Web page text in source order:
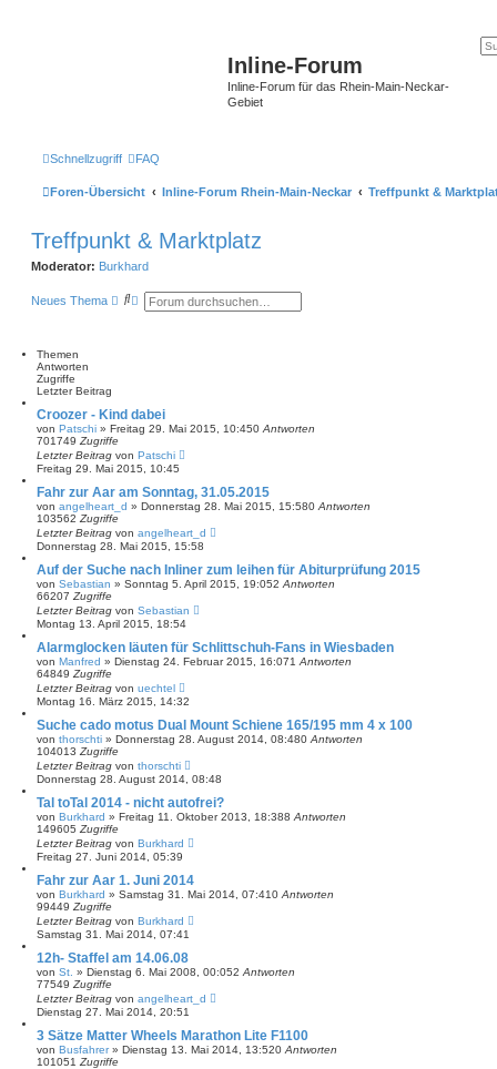
Inline-Forum
Inline-Forum für das Rhein-Main-Neckar-
Gebiet
Schnellzugriff FAQ
Foren-Übersicht Inline-Forum Rhein-Main-Neckar Treffpunkt &
Treffpunkt & Marktplatz
Moderator: Burkhard
Neues Thema
S E
e
S
c
h
Themen
Antworten
Zugriffe
Letzter Beitrag
Croozer - Kind dabei
von Patschi » Freitag 29. Mai 2015, 10:450 Antworten
701749 Zugriffe
Letzter Beitrag von Patschi
Freitag 29. Mai 2015, 10:45
Fahr zur Aar am Sonntag, 31.05.2015
von angelheart_d » Donnerstag 28. Mai 2015, 15:580 Antworten
103562 Zugriffe
Letzter Beitrag von angelheart_d
Donnerstag 28. Mai 2015, 15:58
Auf der Suche nach Inliner zum leihen für Abiturprüfung 2015
von Sebastian » Sonntag 5. April 2015, 19:052 Antworten
66207 Zugriffe
Letzter Beitrag von Sebastian
Montag 13. April 2015, 18:54
Alarmglocken läuten für Schlittschuh-Fans in Wiesbaden
von Manfred » Dienstag 24. Februar 2015, 16:071 Antworten
64849 Zugriffe
Letzter Beitrag von uechtel
Montag 16. März 2015, 14:32
Suche cado motus Dual Mount Schiene 165/195 mm 4 x 100
von thorschti » Donnerstag 28. August 2014, 08:480 Antworten
104013 Zugriffe
Letzter Beitrag von thorschti
Donnerstag 28. August 2014, 08:48
Tal toTal 2014 - nicht autofrei?
von Burkhard » Freitag 11. Oktober 2013, 18:388 Antworten
149605 Zugriffe
Letzter Beitrag von Burkhard
Freitag 27. Juni 2014, 05:39
Fahr zur Aar 1. Juni 2014
von Burkhard » Samstag 31. Mai 2014, 07:410 Antworten
99449 Zugriffe
Letzter Beitrag von Burkhard
Samstag 31. Mai 2014, 07:41
12h- Staffel am 14.06.08
von St. » Dienstag 6. Mai 2008, 00:052 Antworten
77549 Zugriffe
Letzter Beitrag von angelheart_d
Dienstag 27. Mai 2014, 20:51
3 Sätze Matter Wheels Marathon Lite F1100
von Busfahrer» Dienstag 13. Mai 2014, 13:520 Antworten
101051 Zugriffe